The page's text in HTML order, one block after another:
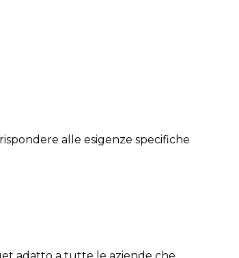
alle esigenze specifiche